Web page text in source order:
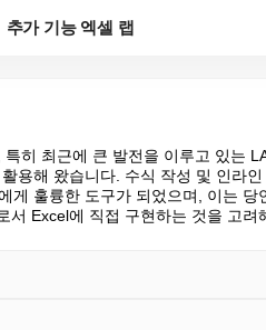
추가 기능 엑셀 랩
히 최근에 큰 발전을 이루고 있는
용해 왔습니다. 수식 작성 및 인라
게 훌륭한 도구가 되었으며, 이는 당
서 Excel에 직접 구현하는 것을 고